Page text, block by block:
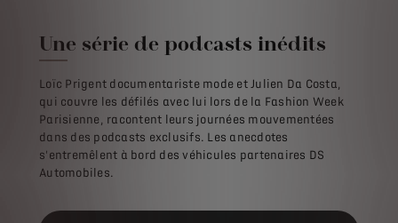
Une série de podcasts inédits
Loïc Prigent documentariste mode et Julien Da Costa,
qui couvre les défilés avec lui lors de la Fashion Week
Parisienne, racontent leurs journées mouvementées
dans des podcasts exclusifs. Les anecdotes
s'entremêlent à bord des véhicules partenaires DS
Automobiles.